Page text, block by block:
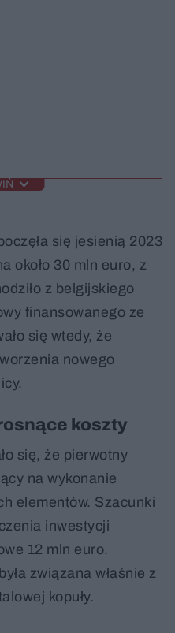
się jesienią 2023
około 30 mln euro, z
z belgijskiego
finansowanego ze
się wtedy, że
nowego
koszty
się, że pierwotny
na wykonanie
elementów. Szacunki
inwestycji
12 mln euro.
związana właśnie z
kopuły.